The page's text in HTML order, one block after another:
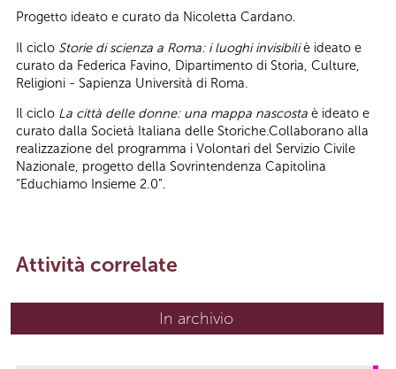
Progetto ideato e curato da Nicoletta Cardano.
Il ciclo Storie di scienza a Roma: i luoghi invisibiliè ideato e
curato da Federica Favino, Dipartimento di Storia, Culture,
Religioni - Sapienza Università di Roma.
Il ciclo La città delle donne: una mappa nascosta è ideato e
curato dalla Società Italiana delle Storiche.Collaborano alla
realizzazione del programma i Volontari del Servizio Civile
Nazionale, progetto della Sovrintendenza Capitolina
“Educhiamo Insieme 2.0”.
Attività correlate
In archivio